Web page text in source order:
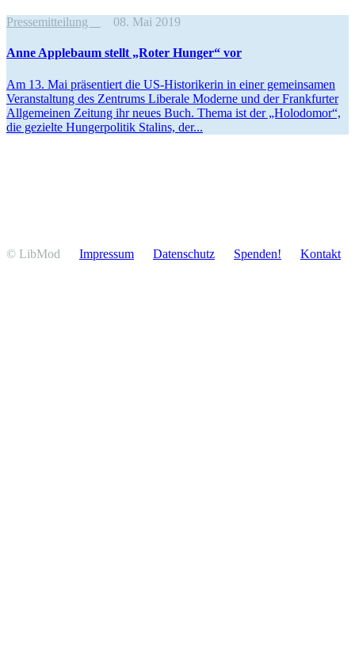
Pressemitteilung 08. Mai 2019
Anne Applebaum stellt „Roter Hunger“ vor
Am 13. Mai präsen­tiert die US-Histo­ri­kerin in einer gemein­samen
Veran­staltung des Zentrums Liberale Moderne und der Frank­furter
Allge­meinen Zeitung ihr neues Buch. Thema ist der „Holodomor“,
die gezielte Hunger­po­litik Stalins, der...
© LibMod Impressum Daten­schutz Spenden! Kontakt